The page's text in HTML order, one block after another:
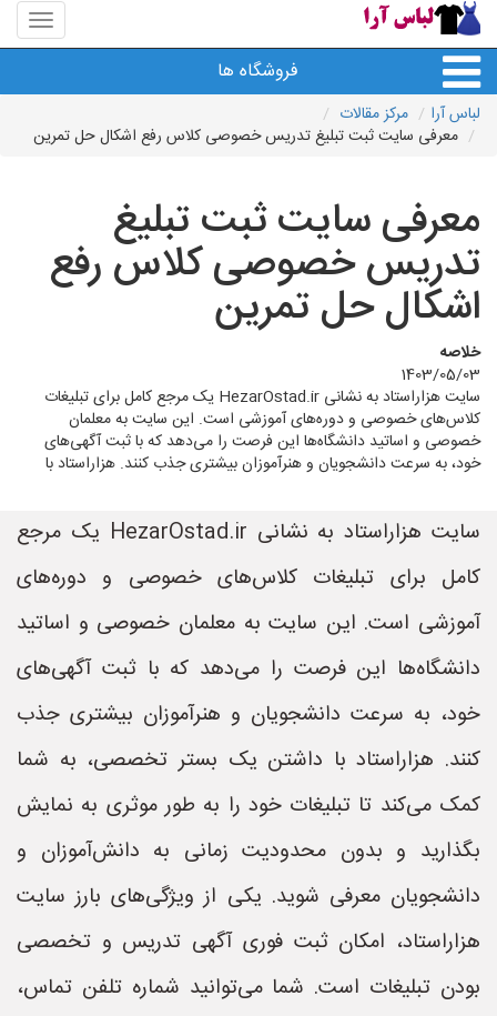
منوی
سایت
آرا
فروشگاه ها
لباس آرا
مرکز مقالات
معرفی سایت ثبت تبلیغ تدریس خصوصی کلاس رفع اشکال حل تمرین
معرفی سایت ثبت تبلیغ
تدریس خصوصی کلاس رفع
اشکال حل تمرین
خلاصه
1403/05/03
سایت هزاراستاد به نشانی HezarOstad.ir یک مرجع کامل برای تبلیغات
کلاس‌های خصوصی و دوره‌های آموزشی است. این سایت به معلمان
خصوصی و اساتید دانشگاه‌ها این فرصت را می‌دهد که با ثبت آگهی‌های
خود، به سرعت دانشجویان و هنرآموزان بیشتری جذب کنند. هزاراستاد با
سایت هزاراستاد به نشانی HezarOstad.ir یک مرجع
کامل برای تبلیغات کلاس‌های خصوصی و دوره‌های
آموزشی است. این سایت به معلمان خصوصی و اساتید
دانشگاه‌ها این فرصت را می‌دهد که با ثبت آگهی‌های
خود، به سرعت دانشجویان و هنرآموزان بیشتری جذب
کنند. هزاراستاد با داشتن یک بستر تخصصی، به شما
کمک می‌کند تا تبلیغات خود را به طور موثری به نمایش
بگذارید و بدون محدودیت زمانی به دانش‌آموزان و
دانشجویان معرفی شوید. یکی از ویژگی‌های بارز سایت
هزاراستاد، امکان ثبت فوری آگهی تدریس و تخصصی
بودن تبلیغات است. شما می‌توانید شماره تلفن تماس،